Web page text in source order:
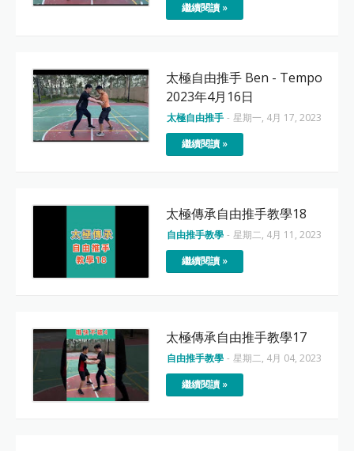
繼續閱讀 »
太極自由推手 Ben - Tempo
2023年4月16日
太極自由推手 - 星期一, 4月 17, 2023
繼續閱讀 »
太極傳承自由推手教學18
自由推手教學 - 星期二, 4月 11, 2023
繼續閱讀 »
太極傳承自由推手教學17
自由推手教學 - 星期二, 4月 04, 2023
繼續閱讀 »